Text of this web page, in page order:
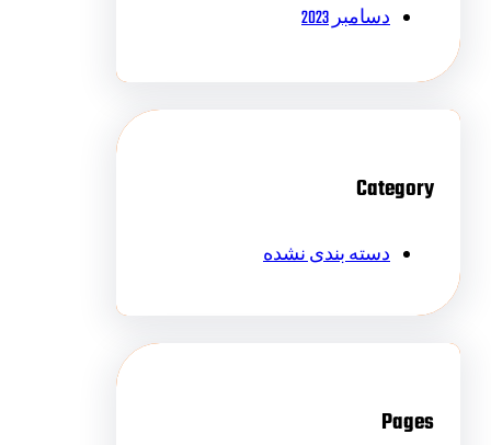
دسامبر 2023
Category
دسته بندی نشده
Pages